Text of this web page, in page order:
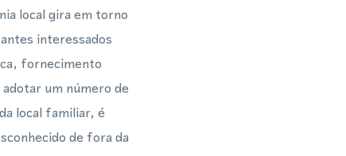
local gira em torno
interessados
fornecimento
um número de
local familiar, é
de fora da